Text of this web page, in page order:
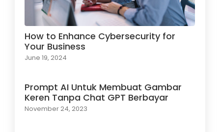
How to Enhance Cybersecurity for
Your Business
June 19, 2024
Prompt AI Untuk Membuat Gambar
Keren Tanpa Chat GPT Berbayar
November 24, 2023